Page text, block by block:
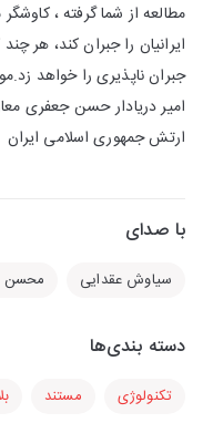
مطالعه از شما گرفته ،
ایرانیان را جبران کند، هر
جبران ناپذیری را خواهد
امیر دریادار حسن جعفری
ارتش جمهوری اسلامی ایران
با صدای
سیاوش عقدایی محسن
دسته بندی‌ها
تکنولوژی مستند